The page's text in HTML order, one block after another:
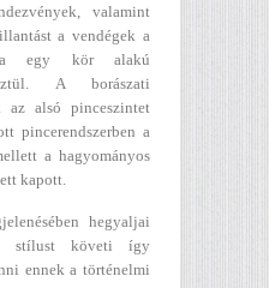
valamint
a vendégek a
egy kör alakú
A borászati
az alsó pinceszintet
pincerendszerben a
a hagyományos
kapott.
hegyaljai
stílust követi így
ennek a történelmi